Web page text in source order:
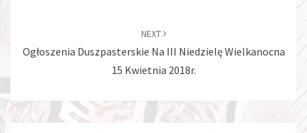
NEXT
Ogłoszenia Duszpasterskie Na III Niedzielę Wielkanocna
15 Kwietnia 2018r.